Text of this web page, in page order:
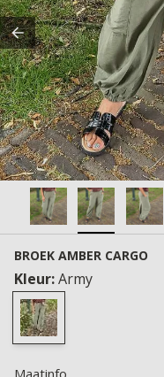
BROEK AMBER CARGO
Kleur:Army
Maatinfo